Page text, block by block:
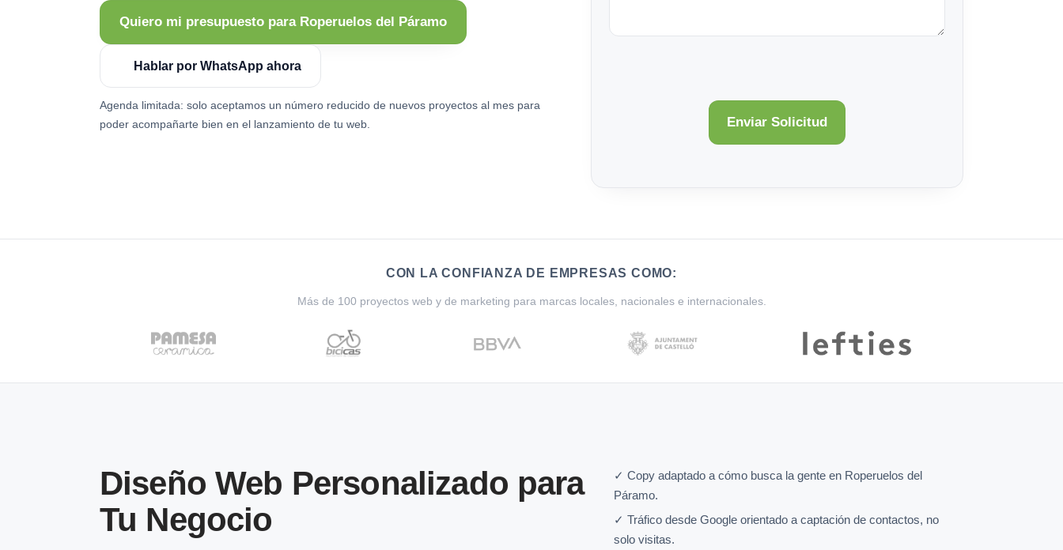
Quiero mi presupuesto para Roperuelos del Páramo
Hablar por WhatsApp ahora
Agenda limitada: solo aceptamos un número reducido de nuevos proyectos al mes para
poder acompañarte bien en el lanzamiento de tu web.
CON LA CONFIANZA DE EMPRESAS COMO:
Más de 100 proyectos web y de marketing para marcas locales, nacionales e internacionales.
Diseño Web Personalizado para
Tu Negocio
✓ Copy adaptado a cómo busca la gente en Roperuelos del
Páramo.
✓ Tráfico desde Google orientado a captación de contactos, no
solo visitas.